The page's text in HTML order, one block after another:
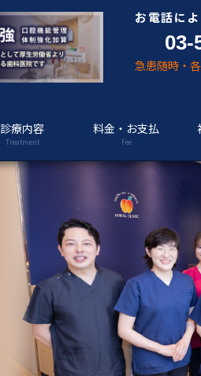
お電話に
03-
急患随時・
診療内容
Treatment
料金・お支払
Fee